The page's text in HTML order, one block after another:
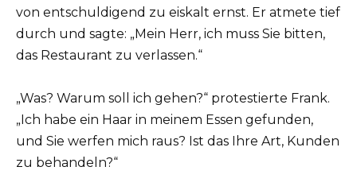
von entschuldigend zu eiskalt ernst. Er atmete tief
durch und sagte: „Mein Herr, ich muss Sie bitten,
das Restaurant zu verlassen.“
„Was? Warum soll ich gehen?“ protestierte Frank.
„Ich habe ein Haar in meinem Essen gefunden,
und Sie werfen mich raus? Ist das Ihre Art, Kunden
zu behandeln?“